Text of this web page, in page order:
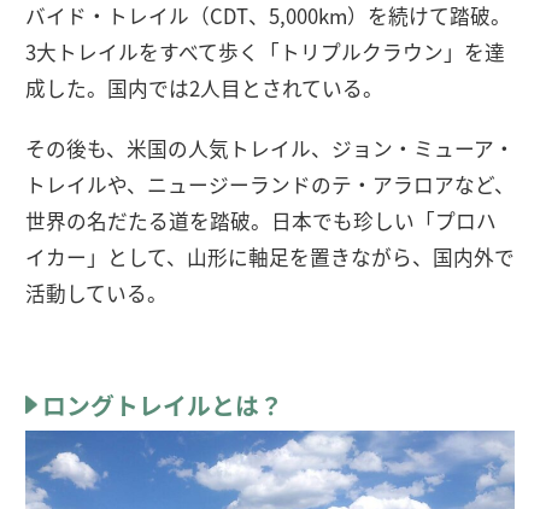
バイド・トレイル（CDT、5,000km）を続けて踏破。
3大トレイルをすべて歩く「トリプルクラウン」を達
成した。国内では2人目とされている。
その後も、米国の人気トレイル、ジョン・ミューア・
トレイルや、ニュージーランドのテ・アラロアなど、
世界の名だたる道を踏破。日本でも珍しい「プロハ
イカー」として、山形に軸足を置きながら、国内外で
活動している。
ロングトレイルとは？